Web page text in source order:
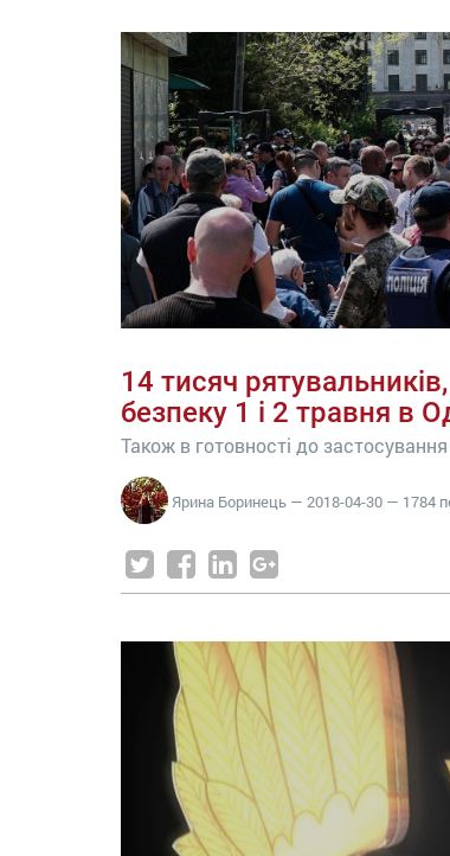
14 тисяч
безпеку 1 і 2 травня в
Також в готовності до
Ярина Боринець — 2018-04-30 — 1784